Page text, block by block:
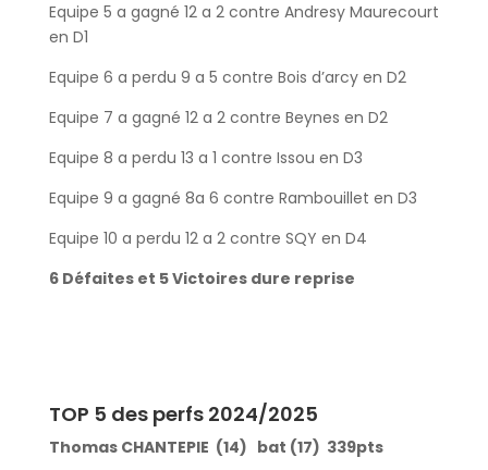
Equipe 5 a gagné 12 a 2 contre Andresy Maurecourt
en D1
Equipe 6 a perdu 9 a 5 contre Bois d’arcy en D2
Equipe 7 a gagné 12 a 2 contre Beynes en D2
Equipe 8 a perdu 13 a 1 contre Issou en D3
Equipe 9 a gagné 8a 6 contre Rambouillet en D3
Equipe 10 a perdu 12 a 2 contre SQY en D4
6 Défaites et 5 Victoires dure reprise
TOP 5 des perfs 2024/2025
Thomas CHANTEPIE (14) bat (17) 339pts